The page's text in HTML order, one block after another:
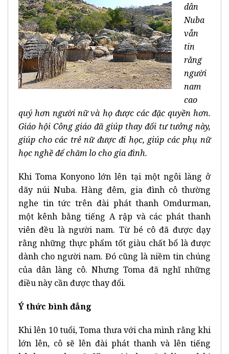
dân
Nuba
vẫn
tin
rằng
người
nam
cao
quý hơn người nữ và họ được các đặc quyền hơn.
Giáo hội Công giáo đã giúp thay đổi tư tưởng này,
giúp cho các trẻ nữ được đi học, giúp các phụ nữ
học nghề để chăm lo cho gia đình.
Khi Toma Konyono lớn lên tại một ngôi làng ở
dãy núi Nuba. Hàng đêm, gia đình cô thường
nghe tin tức trên đài phát thanh Omdurman,
một kênh bằng tiếng A rập và các phát thanh
viên đều là người nam. Từ bé cô đã được dạy
rằng những thực phẩm tốt giàu chất bổ là được
dành cho người nam. Đó cũng là niềm tin chúng
của dân làng cô. Nhưng Toma đã nghĩ những
điều này cần được thay đổi.
Ý thức bình đẳng
Khi lên 10 tuổi, Toma thưa với cha mình rằng khi
lớn lên, cô sẽ lên đài phát thanh và lên tiếng